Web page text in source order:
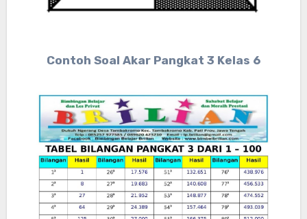
Contoh Soal Akar Pangkat 3 Kelas 6